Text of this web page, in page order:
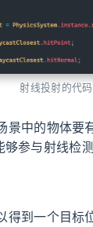
射线投射的代码
景中的物体要
参与射线检测
得到一个目标